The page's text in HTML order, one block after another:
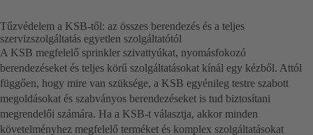
Tűzvédelem a KSB-től: az összes berendezés és a teljes
szervizszolgáltatás egyetlen szolgáltatótól
A KSB megfelelő sprinkler szivattyúkat, nyomásfokozó
berendezéseket és teljes körű szolgáltatásokat kínál egy kézből. Attól
függően, hogy mire van szüksége, a KSB egyénileg testre szabott
megoldásokat és szabványos berendezéseket is tud biztosítani
megrendelői számára. Ha a KSB-t választja, akkor minden
követelményhez megfelelő terméket és komplex szolgáltatásokat